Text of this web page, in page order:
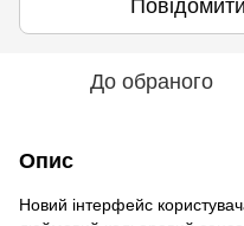
До обраного
Опис
Новий інтерфейс